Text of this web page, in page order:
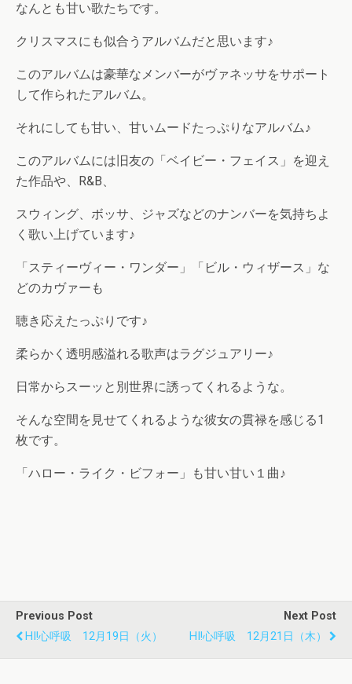
なんとも甘い歌たちです。
クリスマスにも似合うアルバムだと思います♪
このアルバムは豪華なメンバーがヴァネッサをサポート
して作られたアルバム。
それにしても甘い、甘いムードたっぷりなアルバム♪
このアルバムには旧友の「ベイビー・フェイス」を迎え
た作品や、R&B、
スウィング、ボッサ、ジャズなどのナンバーを気持ちよ
く歌い上げています♪
「スティーヴィー・ワンダー」「ビル・ウィザース」な
どのカヴァーも
聴き応えたっぷりです♪
柔らかく透明感溢れる歌声はラグジュアリー♪
日常からスーッと別世界に誘ってくれるような。
そんな空間を見せてくれるような彼女の貫禄を感じる1
枚です。
「ハロー・ライク・ビフォー」も甘い甘い１曲♪
Previous Post
HI!心呼吸 12月19日（火）
Next Post
HI!心呼吸 12月21日（木）